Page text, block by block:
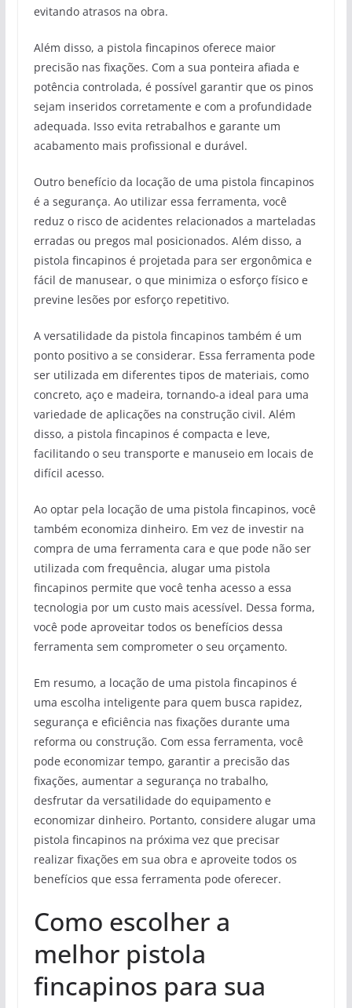
evitando atrasos na obra.
Além disso, a pistola fincapinos oferece maior
precisão nas fixações. Com a sua ponteira afiada e
potência controlada, é possível garantir que os pinos
sejam inseridos corretamente e com a profundidade
adequada. Isso evita retrabalhos e garante um
acabamento mais profissional e durável.
Outro benefício da locação de uma pistola fincapinos
é a segurança. Ao utilizar essa ferramenta, você
reduz o risco de acidentes relacionados a marteladas
erradas ou pregos mal posicionados. Além disso, a
pistola fincapinos é projetada para ser ergonômica e
fácil de manusear, o que minimiza o esforço físico e
previne lesões por esforço repetitivo.
A versatilidade da pistola fincapinos também é um
ponto positivo a se considerar. Essa ferramenta pode
ser utilizada em diferentes tipos de materiais, como
concreto, aço e madeira, tornando-a ideal para uma
variedade de aplicações na construção civil. Além
disso, a pistola fincapinos é compacta e leve,
facilitando o seu transporte e manuseio em locais de
difícil acesso.
Ao optar pela locação de uma pistola fincapinos, você
também economiza dinheiro. Em vez de investir na
compra de uma ferramenta cara e que pode não ser
utilizada com frequência, alugar uma pistola
fincapinos permite que você tenha acesso a essa
tecnologia por um custo mais acessível. Dessa forma,
você pode aproveitar todos os benefícios dessa
ferramenta sem comprometer o seu orçamento.
Em resumo, a locação de uma pistola fincapinos é
uma escolha inteligente para quem busca rapidez,
segurança e eficiência nas fixações durante uma
reforma ou construção. Com essa ferramenta, você
pode economizar tempo, garantir a precisão das
fixações, aumentar a segurança no trabalho,
desfrutar da versatilidade do equipamento e
economizar dinheiro. Portanto, considere alugar uma
pistola fincapinos na próxima vez que precisar
realizar fixações em sua obra e aproveite todos os
benefícios que essa ferramenta pode oferecer.
Como escolher a
melhor pistola
fincapinos para sua